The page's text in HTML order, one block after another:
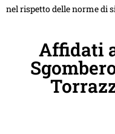
nel rispetto delle norme di
Affidati